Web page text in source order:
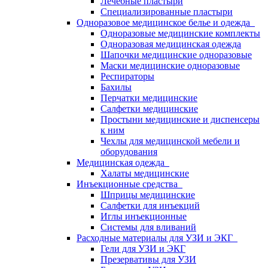
Специализированные пластыри
Одноразовое медицинское белье и одежда
Одноразовые медицинские комплекты
Одноразовая медицинская одежда
Шапочки медицинские одноразовые
Маски медицинские одноразовые
Респираторы
Бахилы
Перчатки медицинские
Салфетки медицинские
Простыни медицинские и диспенсеры
к ним
Чехлы для медицинской мебели и
оборудования
Медицинская одежда
Халаты медицинские
Инъекционные средства
Шприцы медицинские
Салфетки для инъекций
Иглы инъекционные
Системы для вливаний
Расходные материалы для УЗИ и ЭКГ
Гели для УЗИ и ЭКГ
Презервативы для УЗИ